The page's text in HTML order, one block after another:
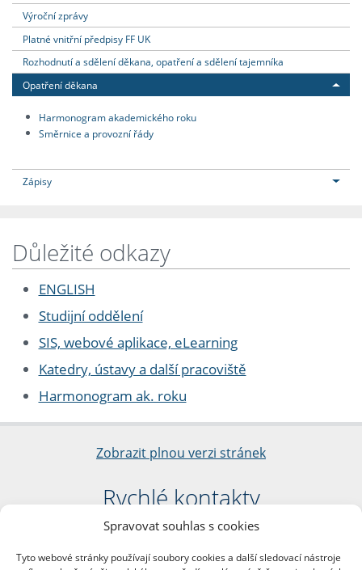
Spravovat souhlas s cookies
Tyto webové stránky používají soubory cookies a další sledovací nástroje
Výroční zprávy
Platné vnitřní předpisy FF UK
Rozhodnutí a sdělení děkana, opatření a sdělení tajemníka
Opatření děkana
Harmonogram akademického roku
Směrnice a provozní řády
Zápisy
Důležité odkazy
ENGLISH
Studijní oddělení
SIS, webové aplikace, eLearning
Katedry, ústavy a další pracoviště
Harmonogram ak. roku
Zobrazit plnou verzi stránek
Rychlé kontakty
Filozofická fakulta
nám. Jana Palacha 1/2